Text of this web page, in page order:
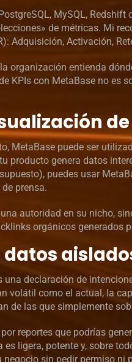
MySQL,
de métricas. Mi
Adquisición, Activación,
organización entienda
KPIs con MetaBase no es
MetaBase puede ser
producto genera datos
puedes usar
prensa.
autoridad en su nicho,
orgánicos generados
datos
declaración de
volátil como el actual, la
de las que simplemente
reportes que podrías
ligera, potente y, sobre
sin pedir permiso ni